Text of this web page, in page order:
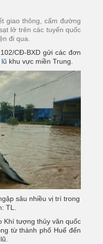
giao thông, cấm đường
lở trên các tuyến quốc
đi qua.
CĐ-BXD gửi các đơn
khu vực miền Trung.
sâu nhiều vị trí trong
TL.
Khí tượng thủy văn quốc
từ thành phố Huế đến